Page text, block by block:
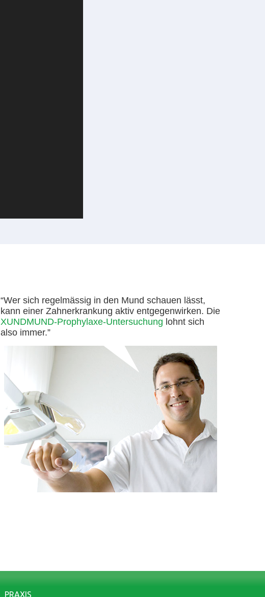
“Wer sich regelmässig in den Mund schauen lässt,
kann einer Zahnerkrankung aktiv entgegenwirken. Die
XUNDMUND-Prophylaxe-Untersuchung lohnt sich
also immer.”
PRAXIS